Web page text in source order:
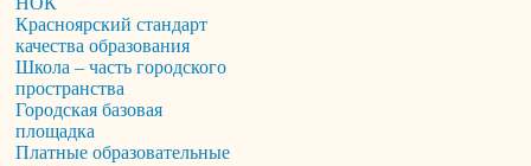
Красноярский стандарт
качества образования
Школа – часть городского
пространства
Городская базовая
площадка
Платные образовательные